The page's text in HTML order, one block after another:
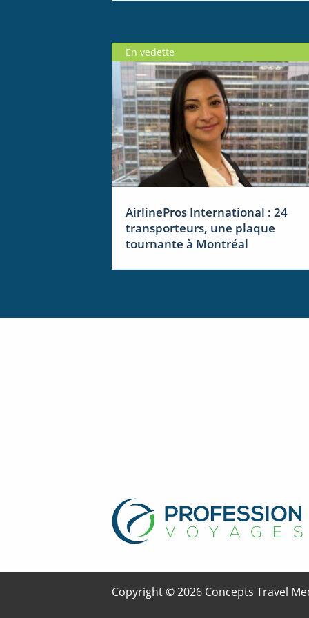
En vedette
AirlinePros International : 24
transporteurs, une plaque
tournante à Montréal
Copyright © 2026 Concepts Travel